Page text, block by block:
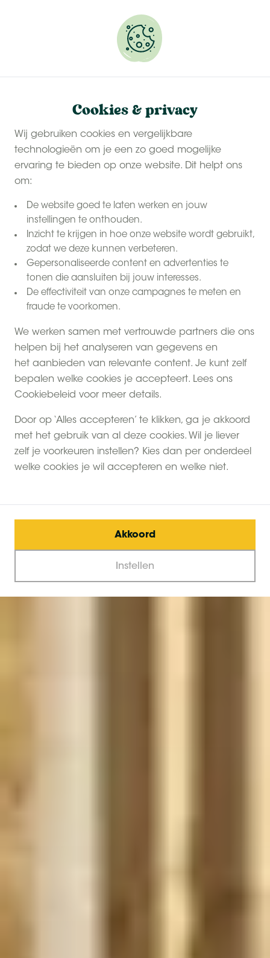
Cookies & privacy
Wij gebruiken cookies en vergelijkbare
technologieën om je een zo goed mogelijke
ervaring te bieden op onze website. Dit helpt ons
om:
De website goed te laten werken en jouw
instellingen te onthouden.
Inzicht te krijgen in hoe onze website wordt gebruikt,
zodat we deze kunnen verbeteren.
Gepersonaliseerde content en advertenties te
tonen die aansluiten bij jouw interesses.
De effectiviteit van onze campagnes te meten en
fraude te voorkomen.
We werken samen met vertrouwde partners die ons
helpen bij het analyseren van gegevens en
het aanbieden van relevante content. Je kunt zelf
bepalen welke cookies je accepteert. Lees ons
Cookiebeleid voor meer details.
Door op ‘Alles accepteren’ te klikken, ga je akkoord
met het gebruik van al deze cookies. Wil je liever
zelf je voorkeuren instellen? Kies dan per onderdeel
welke cookies je wil accepteren en welke niet.
Akkoord
Instellen
Reserveer snel jouw plekje.